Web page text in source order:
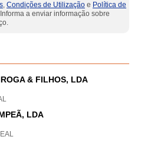
, Condições de Utilização e Política de
a enviar informação sobre
& FILHOS, LDA
LDA